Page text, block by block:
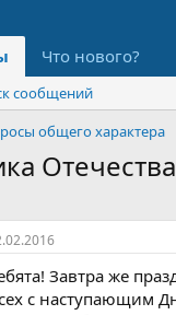
Что нового?
сообщений
общего характера
Завтра же
с наступающим